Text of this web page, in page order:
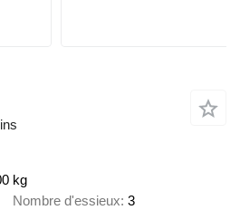
kg
Nombre d'essieux 3